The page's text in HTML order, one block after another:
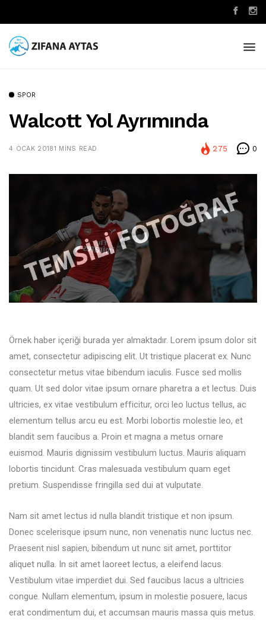
SPOR
Walcott Yol Ayrımında
4 OCAK 20181 MINS READ 275 0
Örnek haber içeriği burada yer almaktadır. Lorem ipsum dolor sit
amet, consectetur adipiscing elit. Ut tristique placerat ex. Nunc
consectetur metus vitae bibendum iaculis. Fusce sed mollis
quam. Ut sed dolor vitae ipsum ornare pharetra a et lectus. Duis
ultricies, ex vitae vestibulum efficitur, orci leo luctus tellus, ac
elementum tellus arcu eu est. Morbi lobortis molestie leo, et
blandit sem faucibus a. Proin et magna a metus ornare
euismod. Mauris dignissim vestibulum luctus. Mauris aliquam
lobortis tincidunt. Cras malesuada vestibulum quam eget
pretium. Suspendisse fringilla sed dui at vulputate.
Nam sit amet lectus id nulla blandit tristique et non ipsum.
Donec scelerisque ipsum nunc, non venenatis nunc luctus nec.
Praesent nisl sapien, bibendum ut nunc sit amet, porttitor
aliquet nulla. In sit amet laoreet lectus, a eleifend lacus.
Vestibulum vitae imperdiet dui. Sed faucibus lacus a ultricies
congue. Nullam elementum, ipsum in molestie posuere, lacus
erat condimentum dui, et accumsan mauris massa quis metus.